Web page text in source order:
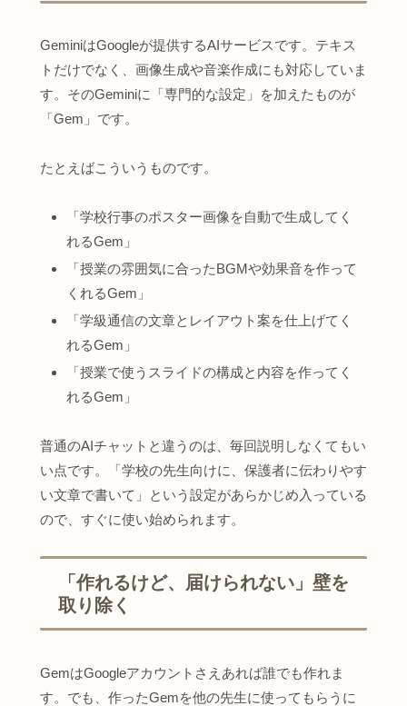
GeminiはGoogleが提供するAIサービスです。テキス
トだけでなく、画像生成や音楽作成にも対応していま
す。そのGeminiに「専門的な設定」を加えたものが
「Gem」です。
たとえばこういうものです。
「学校行事のポスター画像を自動で生成してく
れるGem」
「授業の雰囲気に合ったBGMや効果音を作って
くれるGem」
「学級通信の文章とレイアウト案を仕上げてく
れるGem」
「授業で使うスライドの構成と内容を作ってく
れるGem」
普通のAIチャットと違うのは、毎回説明しなくてもい
い点です。「学校の先生向けに、保護者に伝わりやす
い文章で書いて」という設定があらかじめ入っている
ので、すぐに使い始められます。
「作れるけど、届けられない」壁を
取り除く
GemはGoogleアカウントさえあれば誰でも作れま
す。でも、作ったGemを他の先生に使ってもらうに